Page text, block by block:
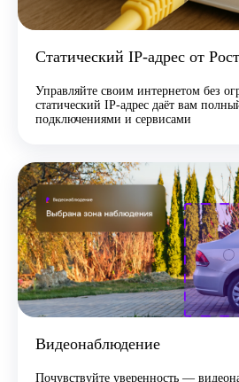
Статический IP-адрес от
Управляйте своим интернетом без
статический IP-адрес даёт вам
подключениями и сервисами
Видеонаблюдение
Почувствуйте уверенность —